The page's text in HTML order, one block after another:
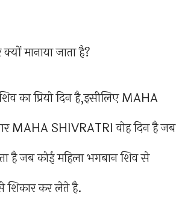
का प्रियो दिन है,इसीलिए MAHA
MAHA SHIVRATRI वोह दिन है जब
है जब कोई महिला भगबान शिव से
से शिकार कर लेते है.